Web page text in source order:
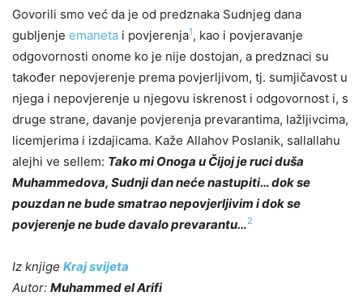
Govorili smo već da je od predznaka Sudnjeg dana
gubljenje emaneta i povjerenja1, kao i povjeravanje
odgovornosti onome ko je nije dostojan, a predznaci su
također nepovjerenje prema povjerljivom, tj. sumjičavost u
njega i nepovjerenje u njegovu iskrenost i odgovornost i, s
druge strane, davanje povjerenja prevarantima, lažljivcima,
licemjerima i izdajicama. Kaže Allahov Poslanik, sallallahu
alejhi ve sellem: Tako mi Onoga u Čijoj je ruci duša
Muhammedova, Sudnji dan neće nastupiti… dok se
pouzdan ne bude smatrao nepovjerljivim i dok se
povjerenje ne bude davalo prevarantu…2
Iz knjige Kraj svijeta
Autor: Muhammed el Arifi